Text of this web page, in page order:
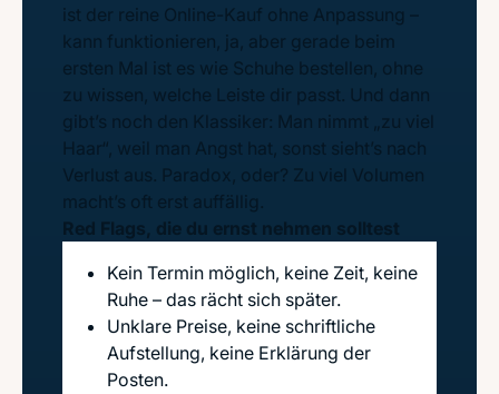
ist der reine Online-Kauf ohne Anpassung –
kann funktionieren, ja, aber gerade beim
ersten Mal ist es wie Schuhe bestellen, ohne
zu wissen, welche Leiste dir passt. Und dann
gibt’s noch den Klassiker: Man nimmt „zu viel
Haar“, weil man Angst hat, sonst sieht’s nach
Verlust aus. Paradox, oder? Zu viel Volumen
macht’s oft erst auffällig.
Red Flags, die du ernst nehmen solltest
Kein Termin möglich, keine Zeit, keine
Ruhe – das rächt sich später.
Unklare Preise, keine schriftliche
Aufstellung, keine Erklärung der
Posten.